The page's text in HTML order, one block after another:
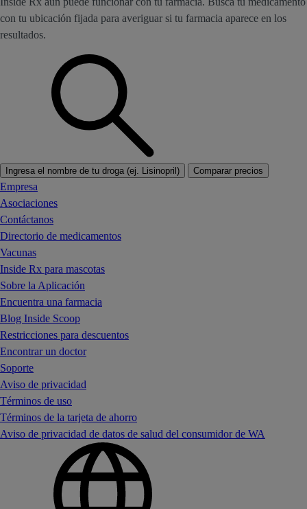
con tu ubicación fijada para averiguar si tu farmacia aparece en los
resultados.
Ingresa el nombre de tu droga (ej. Lisinopril) Comparar precios
Empresa
Asociaciones
Contáctanos
Directorio de medicamentos
Vacunas
Inside Rx para mascotas
Sobre la Aplicación
Encuentra una farmacia
Blog Inside Scoop
Restricciones para descuentos
Encontrar un doctor
Soporte
Aviso de privacidad
Términos de uso
Términos de la tarjeta de ahorro
Aviso de privacidad de datos de salud del consumidor de WA